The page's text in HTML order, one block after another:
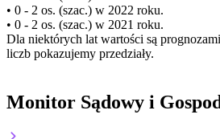
• 0 - 2 os. (szac.) w 2022 roku.
• 0 - 2 os. (szac.) w 2021 roku.
Dla niektórych lat wartości są
liczb pokazujemy przedziały.
Monitor Sądowy i